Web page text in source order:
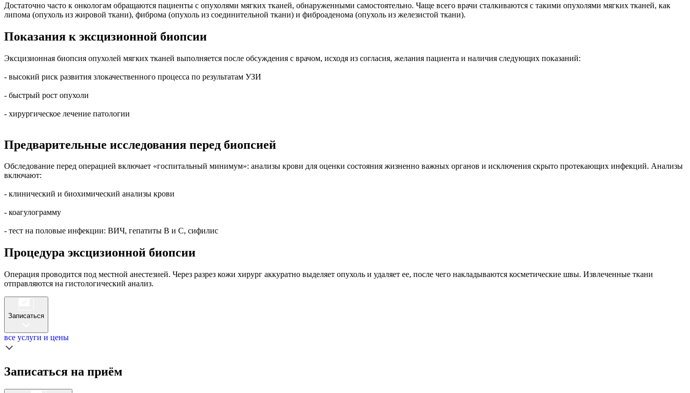
Достаточно часто к онкологам обращаются пациенты с опухолями мягких тканей, обнаруженными самостоятельно. Чаще всего врачи сталкиваются с такими опухолями мягких тканей, как
липома (опухоль из жировой ткани), фиброма (опухоль из соединительной ткани) и фиброаденома (опухоль из железистой ткани).
Показания к эксцизионной биопсии
Эксцизионная биопсия опухолей мягких тканей выполняется после обсуждения с врачом, исходя из согласия, желания пациента и наличия следующих показаний:
- высокий риск развития злокачественного процесса по результатам УЗИ
- быстрый рост опухоли
- хирургическое лечение патологии
Предварительные исследования перед биопсией
Обследование перед операцией включает «госпитальный минимум»: анализы крови для оценки состояния жизненно важных органов и исключения скрыто протекающих инфекций. Анализы
включают:
- клинический и биохимический анализы крови
- коагулограмму
- тест на половые инфекции: ВИЧ, гепатиты В и С, сифилис
Процедура эксцизионной биопсии
Операция проводится под местной анестезией. Через разрез кожи хирург аккуратно выделяет опухоль и удаляет ее, после чего накладываются косметические швы. Извлеченные ткани
отправляются на гистологический анализ.
Записаться
все услуги и цены
Записаться на приём